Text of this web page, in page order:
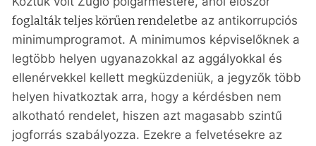
foglalták teljes körűen rendeletbe az antikorrupciós
minimumprogramot. A minimumos képviselőknek a
legtöbb helyen ugyanazokkal az aggályokkal és
ellenérvekkel kellett megküzdeniük, a jegyzők több
helyen hivatkoztak arra, hogy a kérdésben nem
alkotható rendelet, hiszen azt magasabb szintű
jogforrás szabályozza. Ezekre a felvetésekre az